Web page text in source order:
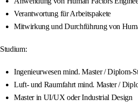
Verantwortung für Arbeitspakete
Mitwirkung und Durchführung von
Studium:
Ingenieurwesen mind. Master / Diplom-
Luft- und Raumfahrt mind. Master /
Master in UI/UX oder Industrial Design